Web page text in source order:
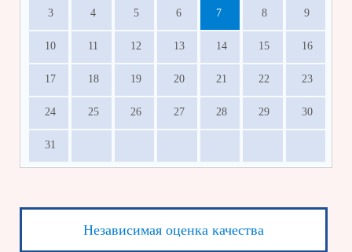
3 4 5 6 7 8 9
10 11 12 13 14 15 16
17 18 19 20 21 22 23
24 25 26 27 28 29 30
31
Независимая оценка качества